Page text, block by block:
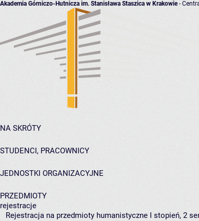
Akademia Górniczo-Hutnicza im. Stanisława Staszica w Krakowie-
NA SKRÓTY
STUDENCI, PRACOWNICY
JEDNOSTKI ORGANIZACYJNE
PRZEDMIOTY
rejestracje
Rejestracja na przedmioty humanistyczne I stopień, 2